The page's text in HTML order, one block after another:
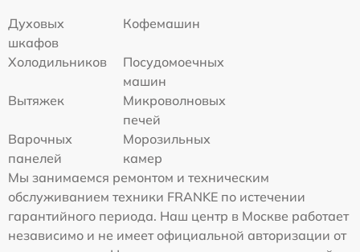
Духовых
шкафов
Кофемашин
Холодильников
Посудомоечных
машин
Вытяжек
Микроволновых
печей
Варочных
панелей
Морозильных
камер
Мы занимаемся ремонтом и техническим
обслуживанием техники FRANKE по истечении
гарантийного периода. Наш центр в Москве работает
независимо и не имеет официальной авторизации от